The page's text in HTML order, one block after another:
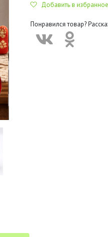
Добавить в избранное
Понравился товар?